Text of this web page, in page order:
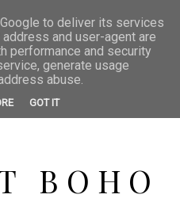
BOHO
to deliver its services
and user-agent are
performance and security
generate usage
abuse.
GOT IT